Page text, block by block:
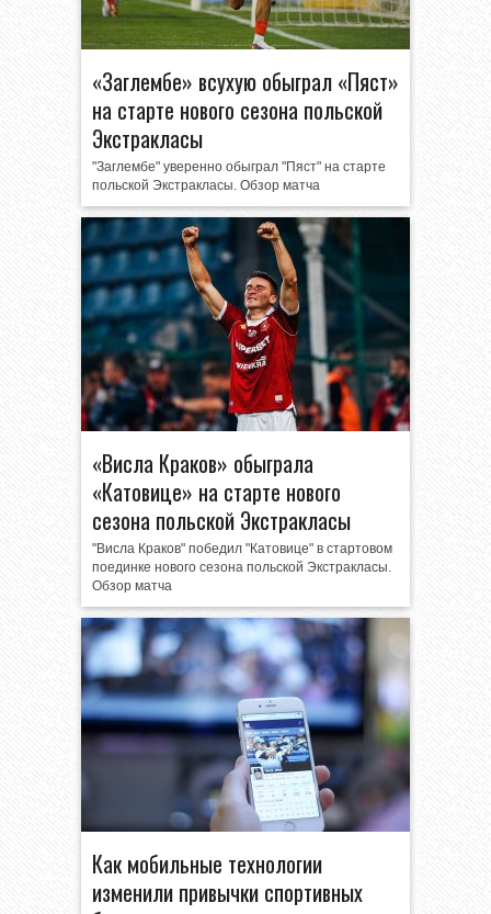
«Заглембе» всухую обыграл «Пяст»
на старте нового сезона польской
Экстракласы
"Заглембе" уверенно обыграл "Пяст" на старте
польской Экстракласы. Обзор матча
«Висла Краков» обыграла
«Катовице» на старте нового
сезона польской Экстракласы
"Висла Краков" победил "Катовице" в стартовом
поединке нового сезона польской Экстракласы.
Обзор матча
Как мобильные технологии
изменили привычки спортивных